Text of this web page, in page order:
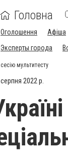
Головна
Оголошення
Афіша
Эксперты города
мультитесту
2022 р.